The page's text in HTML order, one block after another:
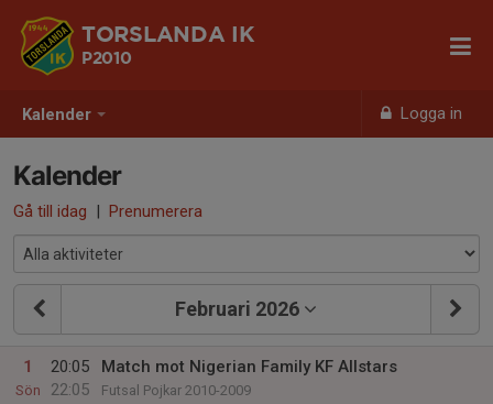
Kalender Logga in
TORSLANDA IK
P2010
Kalender
Gå till idag | Prenumerera
Februari 2026
1
Sön
20:05
22:05
Match mot Nigerian Family KF Allstars
Futsal Pojkar 2010-2009